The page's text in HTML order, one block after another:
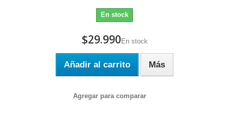
En stock
$29.990 En stock
Añadir al carrito Más
Agregar para comparar